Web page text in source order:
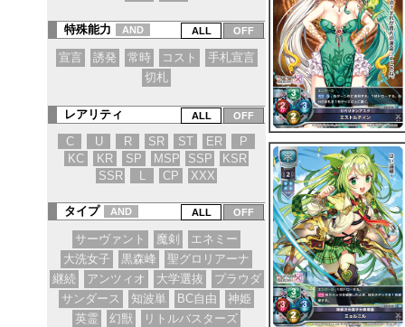
特殊能力 AND
宣言 誘発 常時 コスト
手札宣言
切札
レアリティ
C
U R SR ST ER
P
KC
KR SP MSP SSP
KSR
SSR
L CP XXX
タイプ AND
サーヴァント 魔剣
エネミー
大洗女子
黒森峰
聖グロリアーナ
継続
アンツィオ 大学選抜
プラウダ
サンダース
知波単 BC自由
神姫
英霊
幻獣
リトルバスターズ